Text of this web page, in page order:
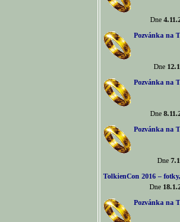
Dne
Pozvánka na
Dne
Pozvánka na
Dne
Pozvánka na
Dne
TolkienCon 2016 –
Dne
Pozvánka na